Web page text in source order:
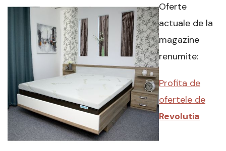
7
cm
HD,
Bio
Cocos,
Bambus,
14+2+7,
160×200,
Fara
Arcuri,
Ortopedicus
®
Oferte
actuale de la
magazine
renumite:
Profita de
ofertele de
Revolutia